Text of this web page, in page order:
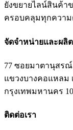
ยังขยายไลน์สินค้าข
ครอบคลุมทุกความ
จัดจำหน่ายและผลิ
77 ซอยมาตานุสร
แขวงบางคอแหลม
กรุงเทพมหานคร
ติดต่อเรา